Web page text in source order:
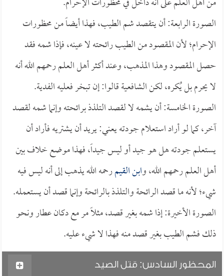
الصورة الرابعة: أن يتقصد شم الطيب، فهذا أيضاً من محظورات
الإحرام؛ لأن المقصود من الطيب رائحته لا عينه، فإذا شمه فقد
حصل المقصود وهذا المذهب، وعند أكثر أهل العلم رحمهم الله أنه
لا يحرم بل يُكره، لكن الشافعية قالوا: إن تبخر فعليه الفدية.
الصورة الخامسة: أن يشمه لا لقصد التلذذ برائحته وإنما شمه لقصد
آخر، كما لو أراد استعلام جودته يعني: يريد أن يشتريه فأراد أن
يستعلم جودته هل هو جيد أو ليس جيداً، فهذا موضع خلاف بين
أهل العلم رحمهم الله، وابن القيمرحمه الله يذهب إلى أنه ليس فيه
شيء؛ لأنه ما قصد الرائحة والتلذذ بالرائحة وإنما قصد أن يستعمله.
الصورة الأخيرة: إذا شمه بغير قصد، مثلاً مر مع دكان عطار ونحو
ذلك فشم الطيب بغير قصد منه فهذا لا شيء عليه.
المحظور السادس: قتل الصيد